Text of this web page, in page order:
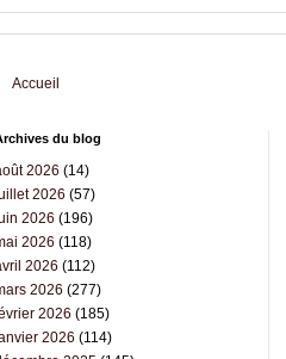
Accueil
du blog
2026 (14)
2026 (57)
2026 (196)
2026 (118)
2026 (112)
2026 (277)
2026 (185)
2026 (114)